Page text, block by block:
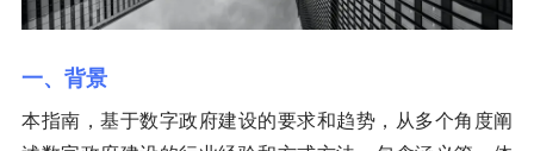
一、背景
本指南，基于数字政府建设的要求和趋势，从多个角度阐